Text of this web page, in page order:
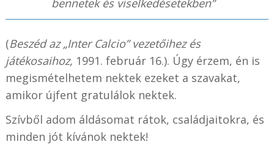
bennetek és viselkedésetekben”
(Beszéd az „Inter Calcio” vezetőihez és
játékosaihoz, 1991. február 16.). Úgy érzem, én is
megismételhetem nektek ezeket a szavakat,
amikor újfent gratulálok nektek.
Szívből adom áldásomat rátok, családjaitokra, és
minden jót kívánok nektek!